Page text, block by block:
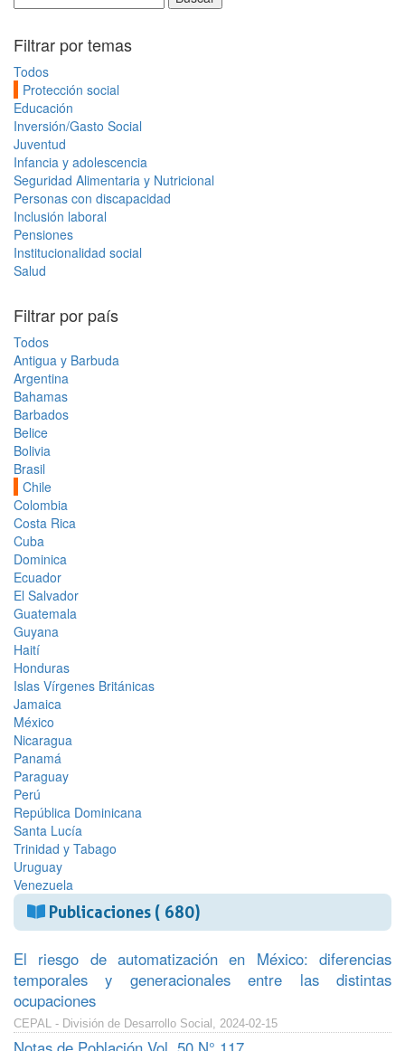
Filtrar por temas
Todos
Protección social
Educación
Inversión/Gasto Social
Juventud
Infancia y adolescencia
Seguridad Alimentaria y Nutricional
Personas con discapacidad
Inclusión laboral
Pensiones
Institucionalidad social
Salud
Filtrar por país
Todos
Antigua y Barbuda
Argentina
Bahamas
Barbados
Belice
Bolivia
Brasil
Chile
Colombia
Costa Rica
Cuba
Dominica
Ecuador
El Salvador
Guatemala
Guyana
Haití
Honduras
Islas Vírgenes Británicas
Jamaica
México
Nicaragua
Panamá
Paraguay
Perú
República Dominicana
Santa Lucía
Trinidad y Tabago
Uruguay
Venezuela
Publicaciones ( 680)
El riesgo de automatización en México: diferencias
temporales y generacionales entre las distintas
ocupaciones
CEPAL - División de Desarrollo Social, 2024-02-15